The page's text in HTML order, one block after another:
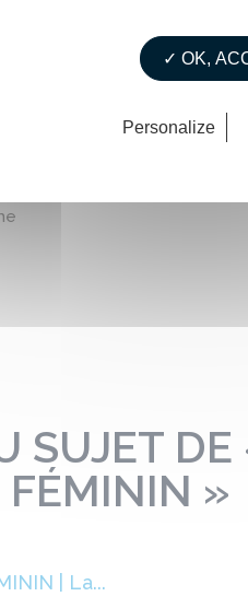
SUJET
FÉMININ »
| La...
✓ OK,
Personalize